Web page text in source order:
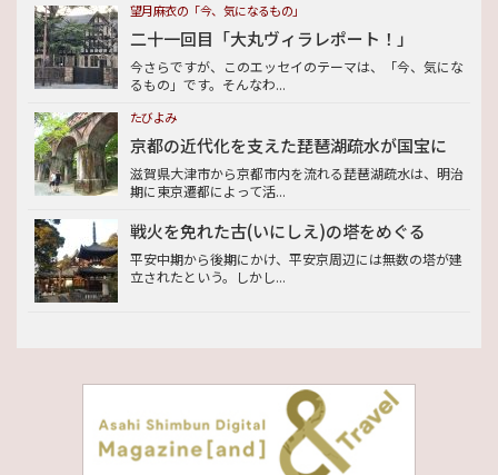
望月麻衣の「今、気になるもの」
二十一回目「大丸ヴィラレポート！」
今さらですが、このエッセイのテーマは、「今、気にな
るもの」です。そんなわ...
たびよみ
京都の近代化を支えた琵琶湖疏水が国宝に
滋賀県大津市から京都市内を流れる琵琶湖疏水は、明治
期に東京遷都によって活...
戦火を免れた古(いにしえ)の塔をめぐる
平安中期から後期にかけ、平安京周辺には無数の塔が建
立されたという。しかし...